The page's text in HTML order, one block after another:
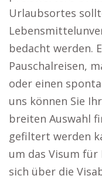
Urlaubsortes
bedacht werden.
Pauschalreisen,
oder einen
uns können Sie
breiten Auswahl
gefiltert werden
um das Visum für
sich über die